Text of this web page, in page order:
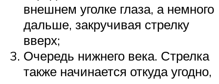
внешнем уголке глаза, а немного
дальше, закручивая стрелку
вверх;
Очередь нижнего века. Стрелка
также начинается откуда угодно,